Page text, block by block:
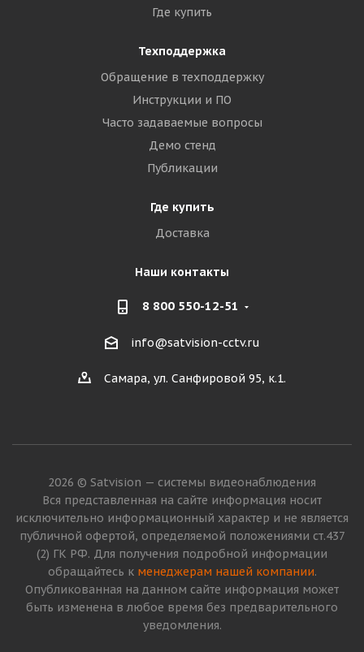
Где купить
Техподдержка
Обращение в техподдержку
Инструкции и ПО
Часто задаваемые вопросы
Демо стенд
Публикации
Где купить
Доставка
Наши контакты
8 800 550-12-51
info@satvision-cctv.ru
Самара, ул. Санфировой 95, к.1.
2026 © Satvision — системы видеонаблюдения
Вся представленная на сайте информация носит
исключительно информационный характер и не является
публичной офертой, определяемой положениями ст.437
(2) ГК РФ. Для получения подробной информации
обращайтесь к менеджерам нашей компании.
Опубликованная на данном сайте информация может
быть изменена в любое время без предварительного
уведомления.